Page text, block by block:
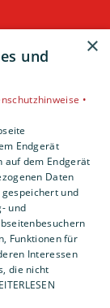
·
×
und
•
Endgerät
auf dem Endgerät
Daten
und
und
Funktionen für
Interessen
die nicht